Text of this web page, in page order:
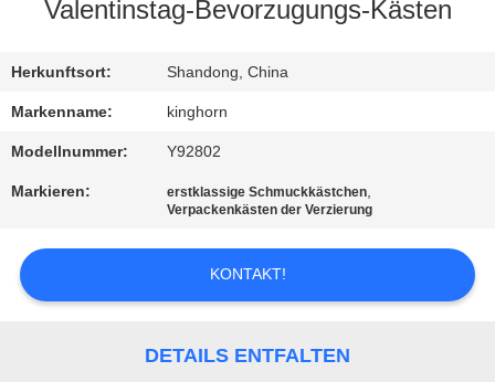
SIE
MIT
UNS
IN
VERBINDUNG
FORDERN
Valentinstag-Bevorzugungs-Kästen
Herkunftsort: Shandong, China
Markenname: kinghorn
Modellnummer: Y92802
Markieren: erstklassige Schmuckkästchen,
Verpackenkästen der Verzierung
KONTAKT!
DETAILS ENTFALTEN